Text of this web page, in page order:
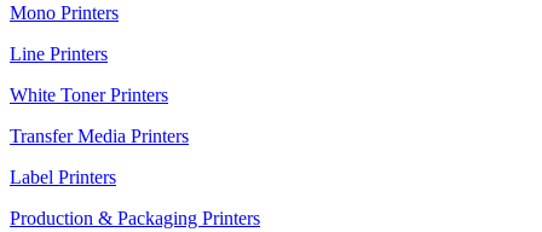
Mono Printers
Line Printers
White Toner Printers
Transfer Media Printers
Label Printers
Production & Packaging Printers